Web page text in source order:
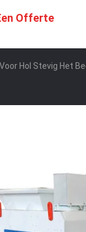
Offerte
Hol Stevig Het